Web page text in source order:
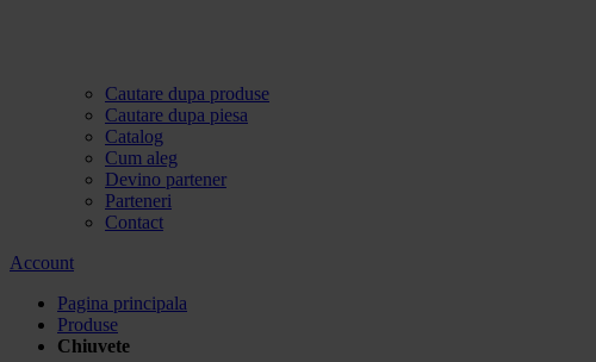
Cautare dupa produse
Cautare dupa piesa
Catalog
Cum aleg
Devino partener
Parteneri
Contact
Account
Pagina principala
Produse
Chiuvete